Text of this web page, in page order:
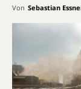
Von Sebastian